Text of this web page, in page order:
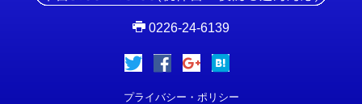
0226-24-6139
プライバシー・ポリシー